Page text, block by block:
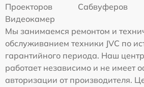
Проекторов
Сабвуферов
Видеокамер
Мы занимаемся ремонтом и
обслуживанием техники JVC по
гарантийного периода. Наш
работает независимо и не имеет
авторизации от производителя.